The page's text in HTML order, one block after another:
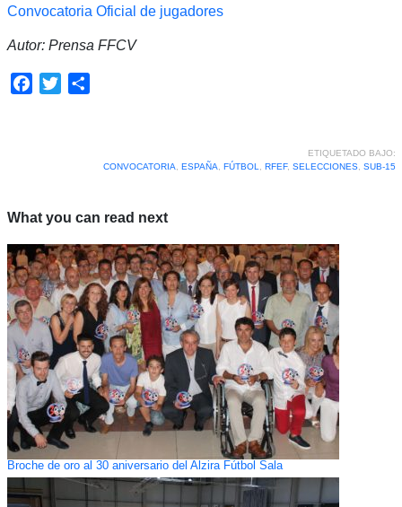
Convocatoria Oficial de jugadores
Autor: Prensa FFCV
Facebook
Twitter
ETIQUETADO BAJO:
CONVOCATORIA
ESPAÑA FÚTBOL RFEF, SELECCIONES, SUB-15
What you can read next
Broche de oro al 30 aniversario del Alzira Fútbol Sala